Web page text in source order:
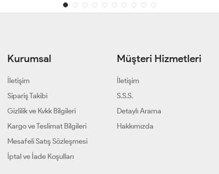
Kurumsal
İletişim
Sipariş Takibi
Gizlilik ve Kvkk Bilgileri
Kargo ve Teslimat Bilgileri
Mesafeli Satış Sözleşmesi
İptal ve İade Koşulları
Müşteri Hizmetleri
İletişim
S.S.S.
Detaylı Arama
Hakkımızda